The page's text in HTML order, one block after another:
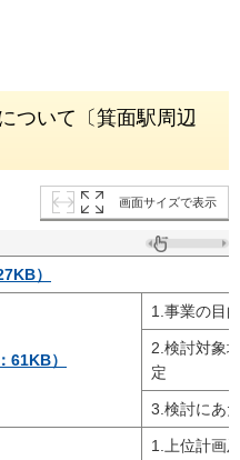
ついて〔箕面駅周辺
画面サイズで表示
）
）
1.事業の目
2.検討対象
定
3.検討にあ
1.上位計画